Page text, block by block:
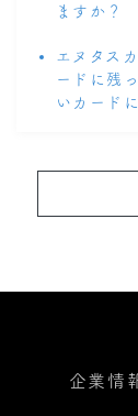
ますか？
エヌタス
ードに残
いカード
企業情